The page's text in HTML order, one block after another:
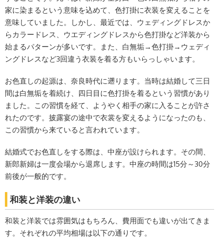
家に染まるという意味を込めて、色打掛に衣装を変えることを
意味していました。しかし、最近では、ウェディングドレスか
らカラードレス、ウエディングドレスから色打掛など洋装から
始まるパターンが多いです。また、白無垢→色打掛→ウェディ
ングドレスなど3回違う衣装を着る方もいらっしゃいます。
お色直しの起源は、奈良時代に遡ります。当時は結婚して三日
間は白無垢を着続け、四日目に色打掛を着るという習慣があり
ました。この習慣を経て、ようやく相手の家に入ることが許さ
れたのです。披露宴の途中で衣裳を変えるようになったのも、
この習慣から来ていると言われています。
結婚式でお色直しをする際は、中座が設けられます。その間、
新郎新婦は一度会場から退席します。中座の時間は15分～30分
前後が一般的です。
和装と洋装の違い
和装と洋装では雰囲気はもちろん、費用面でも違いが出てきま
す。それぞれの平均相場は以下の通りです。